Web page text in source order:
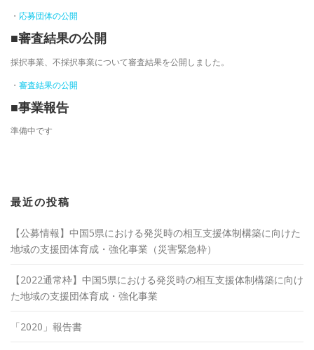
・ 応募団体の公開
■審査結果の公開
採択事業、不採択事業について審査結果を公開しました。
・ 審査結果の公開
■事業報告
準備中です
最近の投稿
【公募情報】中国5県における発災時の相互支援体制構築に向けた
地域の支援団体育成・強化事業（災害緊急枠）
【2022通常枠】中国5県における発災時の相互支援体制構築に向け
た地域の支援団体育成・強化事業
「2020」報告書